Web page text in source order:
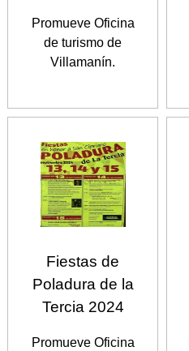
Promueve Oficina
de turismo de
Villamanín.
Fiestas de
Poladura de la
Tercia 2024
Promueve Oficina